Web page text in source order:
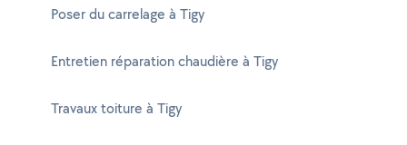
Poser du carrelage à Tigy
Entretien réparation chaudière à Tigy
Travaux toiture à Tigy